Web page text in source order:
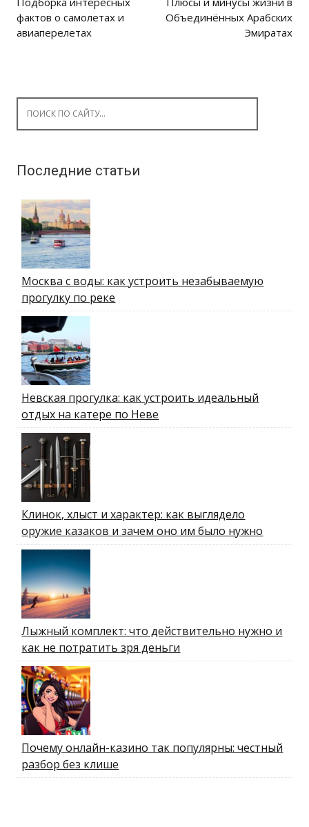
Post navigation
фактов о самолетах и
авиаперелетах
Объединённых Арабских
Эмиратах
Последние статьи
Москва с воды: как устроить незабываемую
прогулку по реке
Невская прогулка: как устроить идеальный
отдых на катере по Неве
Клинок, хлыст и характер: как выглядело
оружие казаков и зачем оно им было нужно
Лыжный комплект: что действительно нужно и
как не потратить зря деньги
Почему онлайн-казино так популярны: честный
разбор без клише